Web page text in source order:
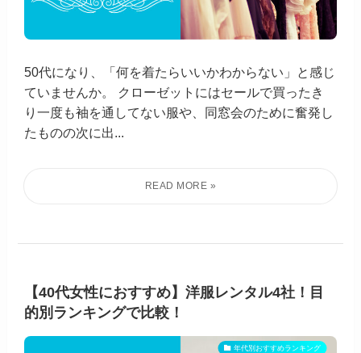
50代になり、「何を着たらいいかわからない」と感じ
ていませんか。 クローゼットにはセールで買ったき
り一度も袖を通してない服や、同窓会のために奮発し
たものの次に出...
【40代女性におすすめ】洋服レンタル4社！目
的別ランキングで比較！
年代別おすすめランキング